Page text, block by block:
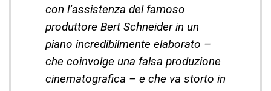
con l’assistenza del famoso
produttore Bert Schneider in un
piano incredibilmente elaborato –
che coinvolge una falsa produzione
cinematografica – e che va storto in